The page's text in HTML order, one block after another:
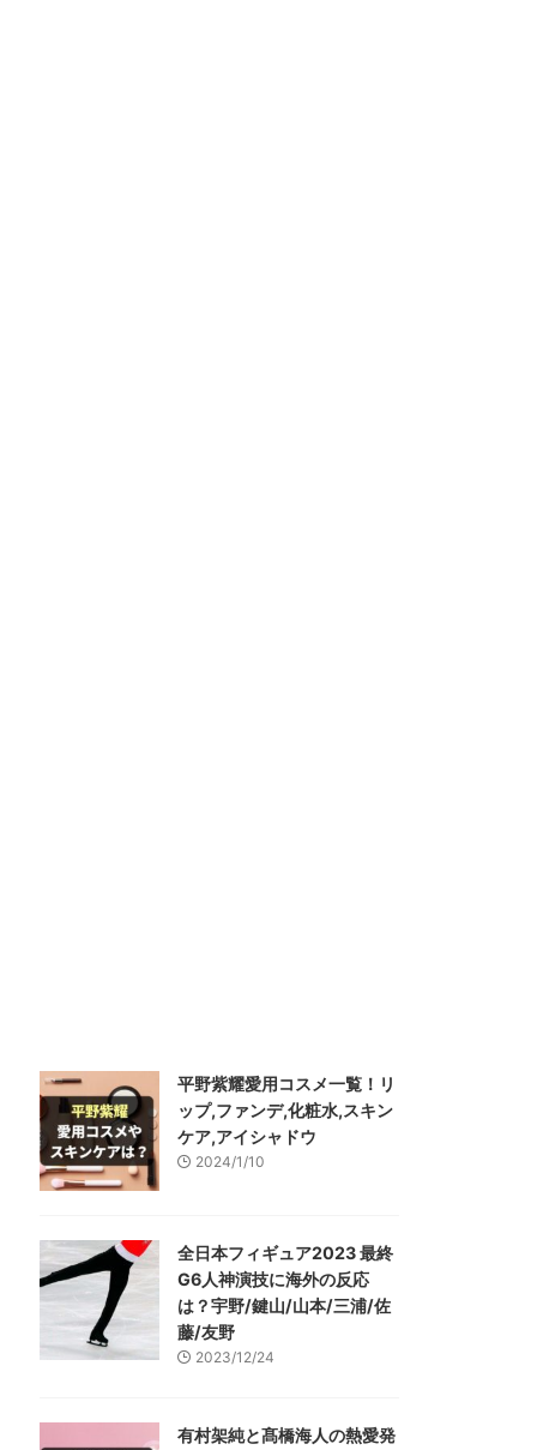
平野紫耀愛用コスメ一覧！リ
ップ,ファンデ,化粧水,スキン
ケア,アイシャドウ
2024/1/10
全日本フィギュア2023 最終
G6人神演技に海外の反応
は？宇野/鍵山/山本/三浦/佐
藤/友野
2023/12/24
有村架純と髙橋海人の熱愛発